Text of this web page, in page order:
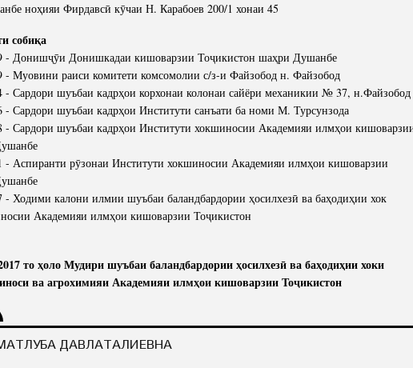
ноҳияи Фирдавсӣ кӯчаи Н. Карабоев 200/1 хонаи 45
собиқа
- Донишҷӯи Донишкадаи кишоварзии Тоҷикистон шаҳри Душанбе
- Муовини раиси комитети комсомолии с/з-и Файзобод н. Файзобод
- Сардори шуъбаи кадрҳои корхонаи колонаи сайёри механикии № 37, н.Файзобод
- Сардори шуъбаи кадрҳои Институти санъати ба номи М. Турсунзода
- Сардори шуъбаи кадрҳои Институти хокшиносии Академияи илмҳои
- Аспиранти рӯзонаи Институти хокшиносии Академияи илмҳои кишоварзии
- Ходими калони илмии шуъбаи баландбардории ҳосилхезӣ ва баҳодиҳии хок
Академияи илмҳои кишоварзии Тоҷикистон
то ҳоло Мудири шуъбаи баландбардории ҳосилхезӣ ва баҳодиҳии хоки
ва агрохимияи Академияи илмҳои кишоварзии Тоҷикистон
ДАВЛАТАЛИЕВНА